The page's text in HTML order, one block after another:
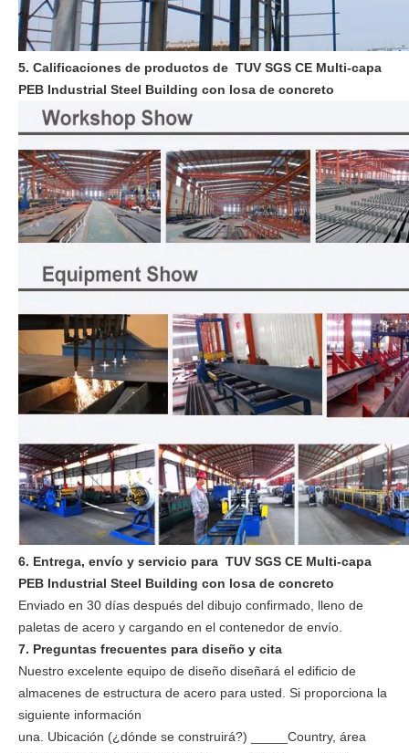
5. Calificaciones de productos de TUV SGS CE Multi-capa
PEB Industrial Steel Building con losa de concreto
6. Entrega, envío y servicio para TUV SGS CE Multi-capa
PEB Industrial Steel Building con losa de concreto
Enviado en 30 días después del dibujo confirmado, lleno de
paletas de acero y cargando en el contenedor de envío.
7. Preguntas frecuentes para diseño y cita
Nuestro excelente equipo de diseño diseñará el edificio de
almacenes de estructura de acero para usted. Si proporciona la
siguiente información
una. Ubicación (¿dónde se construirá?) _____Country, área